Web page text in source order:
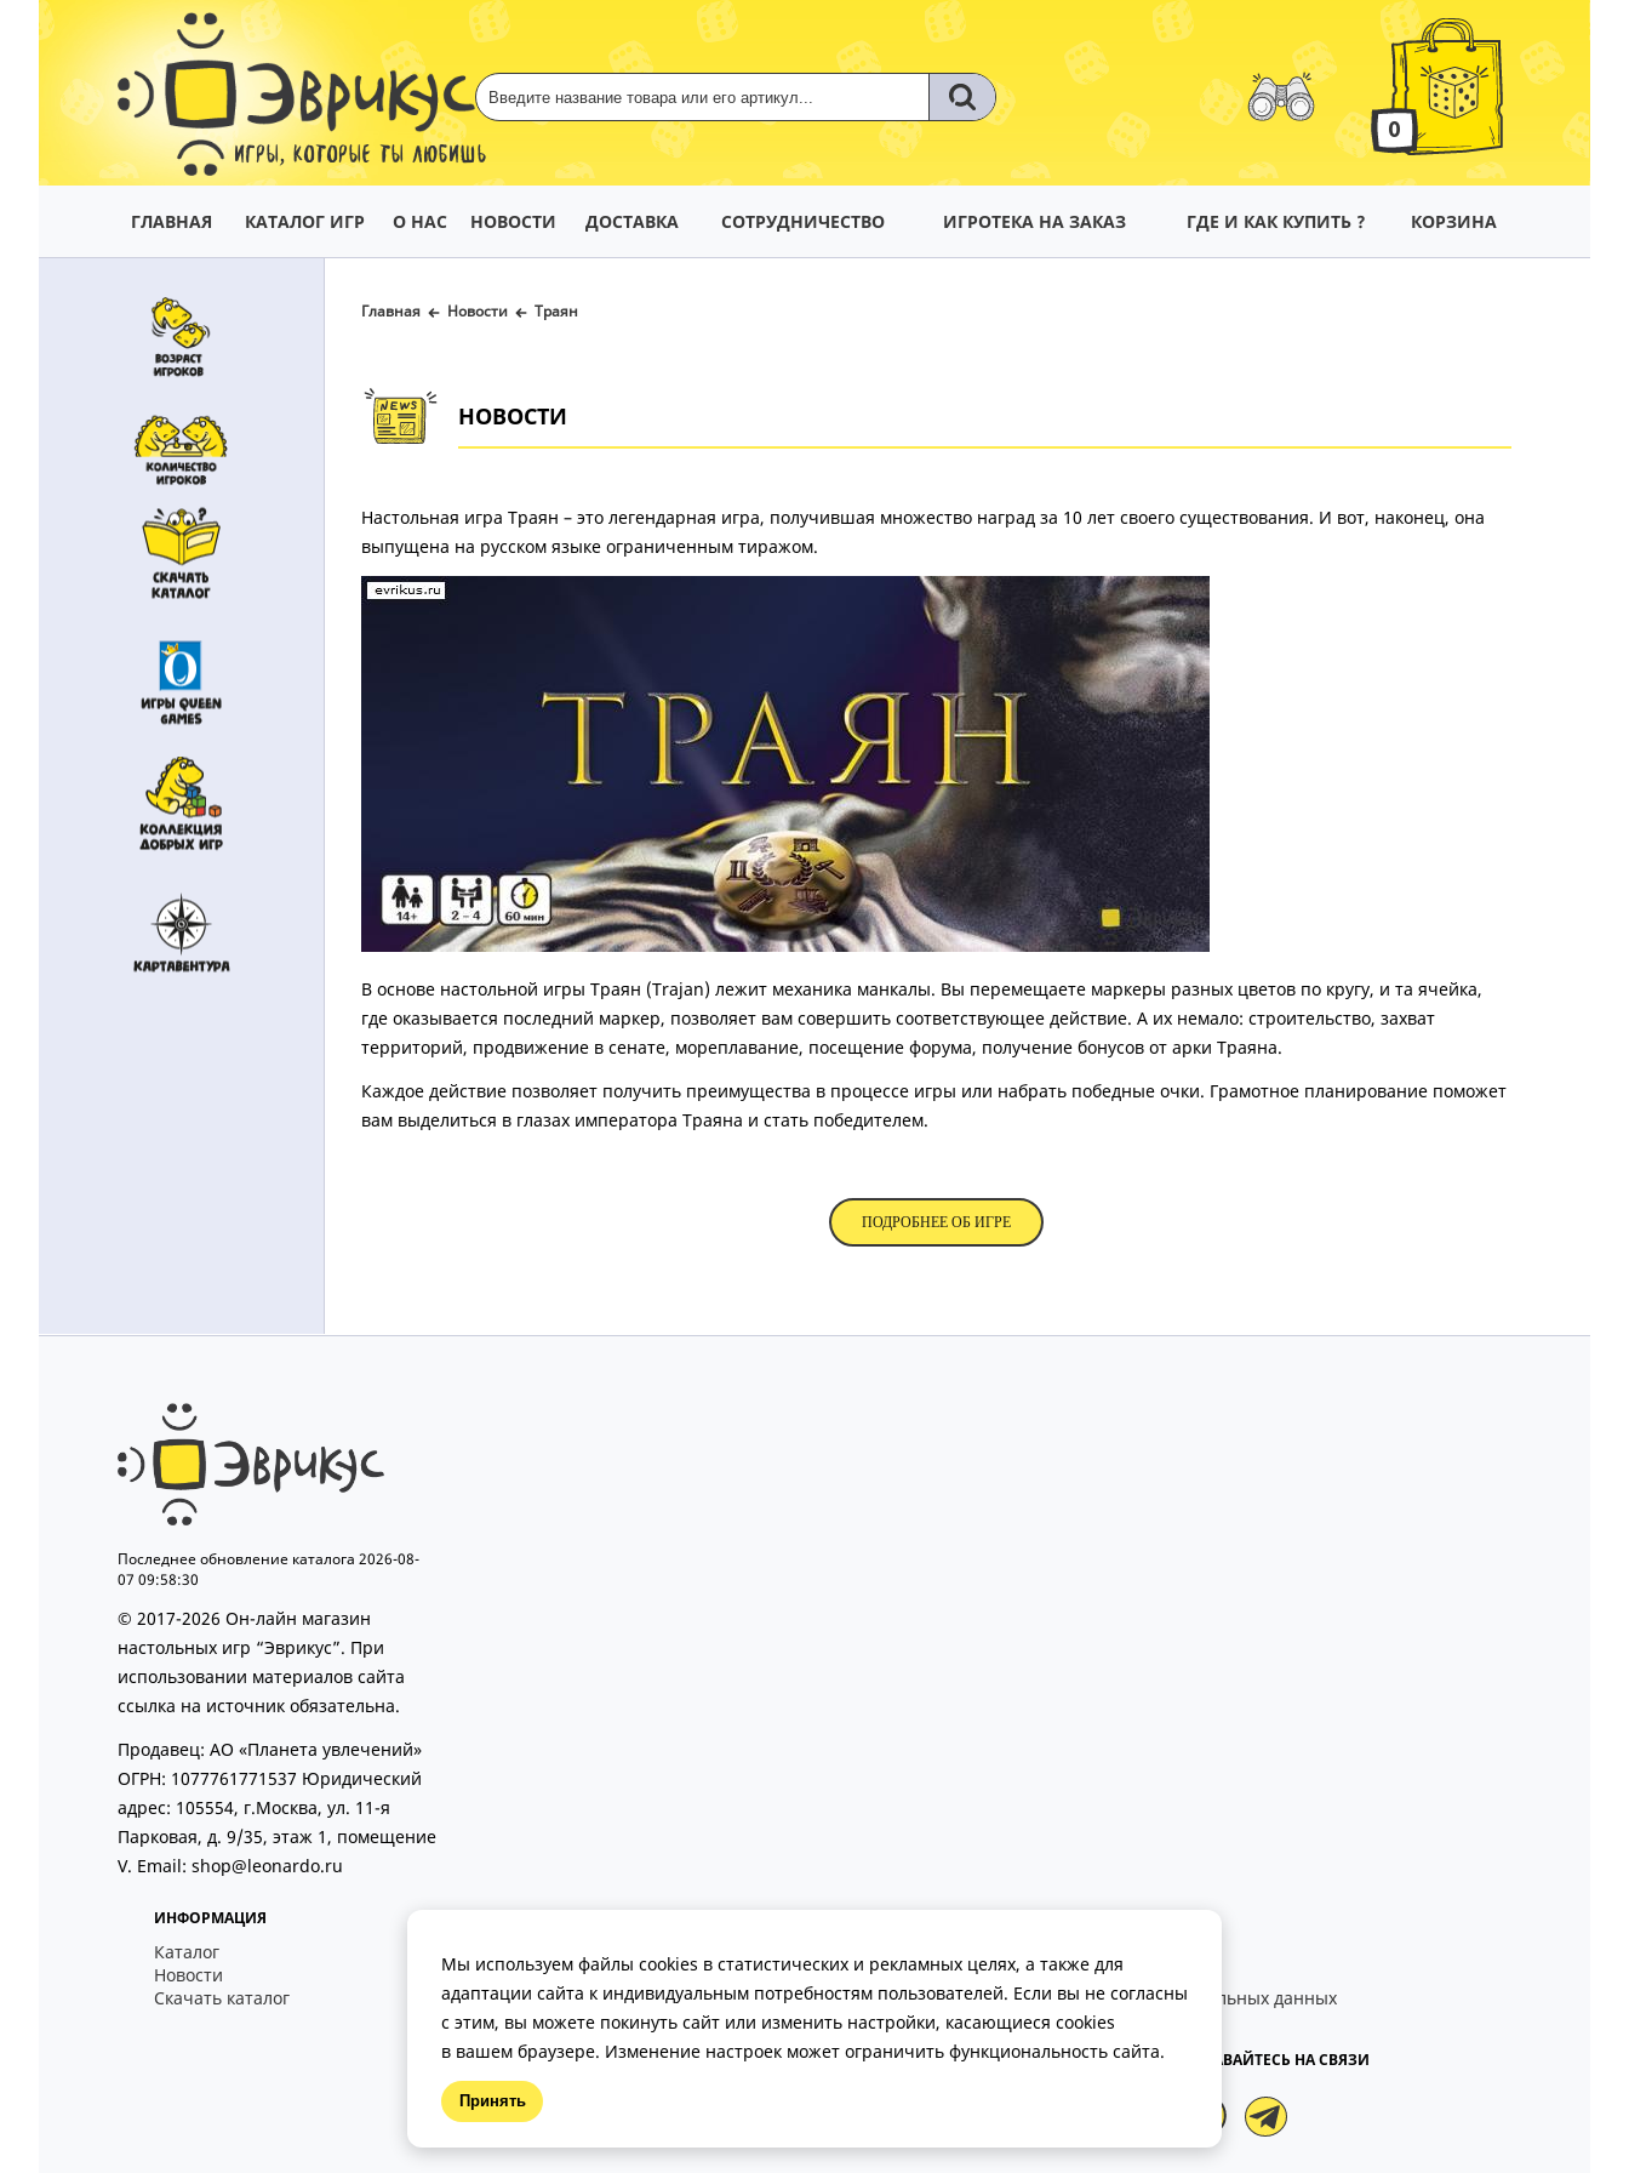
ИГРЫ, КОТОРЫЕ ТЫ ЛЮБИШЬ
0
ГЛАВНАЯ КАТАЛОГ ИГР О НАС НОВОСТИ ДОСТАВКА СОТРУДНИЧЕСТВО ИГРОТЕКА НА ЗАКАЗ ГДЕ И КАК КУПИТЬ ? КОРЗИНА
Главная Новости Траян
НОВОСТИ
Настольная игра Траян – это легендарная игра, получившая множество наград за 10 лет своего существования. И вот, наконец, она
выпущена на русском языке ограниченным тиражом.
В основе настольной игры Траян (Trajan) лежит механика манкалы. Вы перемещаете маркеры разных цветов по кругу, и та ячейка,
где оказывается последний маркер, позволяет вам совершить соответствующее действие. А их немало: строительство, захват
территорий, продвижение в сенате, мореплавание, посещение форума, получение бонусов от арки Траяна.
Каждое действие позволяет получить преимущества в процессе игры или набрать победные очки. Грамотное планирование поможет
вам выделиться в глазах императора Траяна и стать победителем.
ПОДРОБНЕЕ ОБ ИГРЕ
Последнее обновление каталога 2026-08-
07 09:58:30
© 2017-2026 Он-лайн магазин
настольных игр “Эврикус”. При
использовании материалов сайта
ссылка на источник обязательна.
Продавец: АО «Планета увлечений»
ОГРН: 1077761771537 Юридический
адрес: 105554, г.Москва, ул. 11-я
Парковая, д. 9/35, этаж 1, помещение
V. Email: shop@leonardo.ru
ИНФОРМАЦИЯ
Каталог
Новости
Скачать каталог
Сотрудничество
Игротека на заказ
Где купить?
Обратная связь
Политика обработки персональных данных
Публичная оферта
ОСТАВАЙТЕСЬ НА СВЯЗИ
Мы используем файлы cookies в статистических и рекламных целях, а также для
адаптации сайта к индивидуальным потребностям пользователей. Если вы не согласны
с этим, вы можете покинуть сайт или изменить настройки, касающиеся cookies
в вашем браузере. Изменение настроек может ограничить функциональность сайта.
Принять